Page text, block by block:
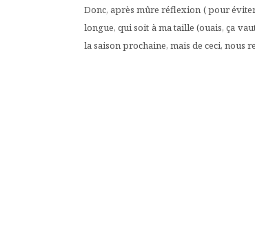
Donc, après mûre réflexion ( pour
longue, qui soit à ma taille (ouais, ça
la saison prochaine, mais de ceci, nous